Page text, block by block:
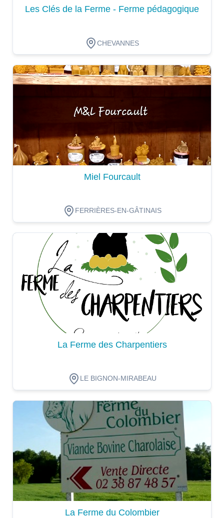
Les Clés de la Ferme - Ferme pédagogique
CHEVANNES
Dégustation
Miel Fourcault
FERRIÈRES-EN-GÂTINAIS
Dégustation
La Ferme des Charpentiers
LE BIGNON-MIRABEAU
Dégustation
La Ferme du Colombier